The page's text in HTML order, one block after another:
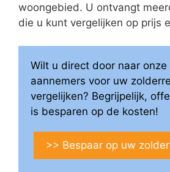
woongebied. U ontvangt
die u kunt vergelijken op prijs
Wilt u direct door naar
aannemers voor uw
vergelijken? Begrijpelijk,
is besparen op de kosten!
>> Bespaar op uw